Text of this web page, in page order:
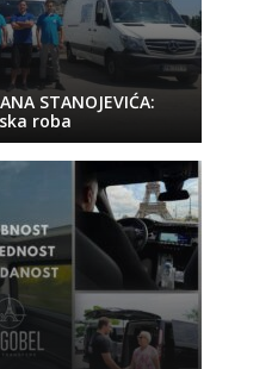
STANOJEVIĆA:
roba